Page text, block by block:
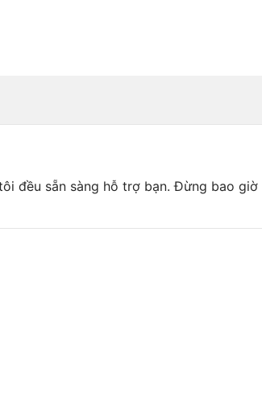
đều sẵn sàng hỗ trợ bạn. Đừng bao